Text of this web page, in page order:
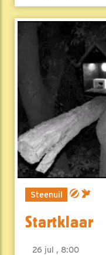
Steenuil
Startklaar
26 jul , 8:00